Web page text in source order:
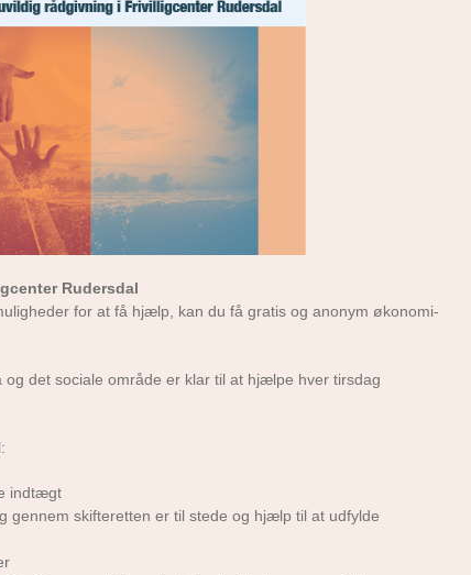
Rudersdal
for at få hjælp, kan du få gratis og anonym økonomi-
det sociale område er klar til at hjælpe hver tirsdag
indtægt
skifteretten er til stede og hjælp til at udfylde